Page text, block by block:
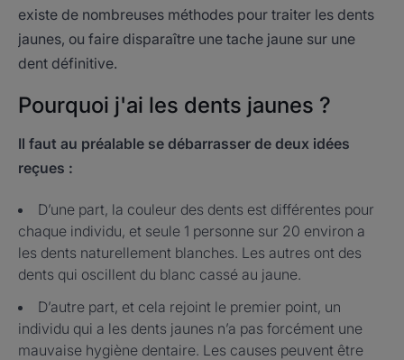
existe de nombreuses méthodes pour traiter les dents
jaunes, ou faire disparaître une tache jaune sur une
dent définitive.
Pourquoi j'ai les dents jaunes ?
Il faut au préalable se débarrasser de deux idées
reçues :
D’une part, la couleur des dents est différentes pour
chaque individu, et seule 1 personne sur 20 environ a
les dents naturellement blanches. Les autres ont des
dents qui oscillent du blanc cassé au jaune.
D’autre part, et cela rejoint le premier point, un
individu qui a les dents jaunes n’a pas forcément une
mauvaise hygiène dentaire. Les causes peuvent être